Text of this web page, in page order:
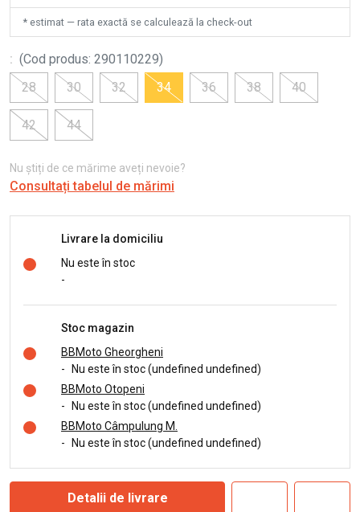
* estimat — rata exactă se calculează la check-out
: (Cod produs: 290110229)
28
30 32 34 36 38 40
42 44
Nu știți de ce mărime aveți nevoie?
Consultați tabelul de mărimi
Livrare la domiciliu
Nu este în stoc
-
Stoc magazin
BBMoto Gheorgheni
-
Nu este în stoc (undefined undefined)
BBMoto Otopeni
-
Nu este în stoc (undefined undefined)
BBMoto Câmpulung M.
-
Nu este în stoc (undefined undefined)
Detalii de livrare